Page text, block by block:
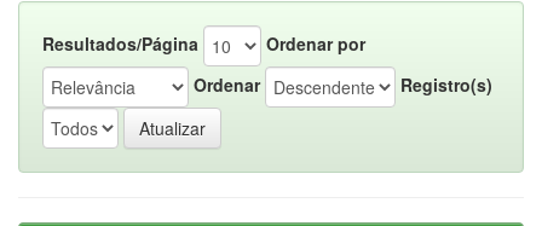
Resultados/Página
Ordenar por
Ordenar
Registro(s)